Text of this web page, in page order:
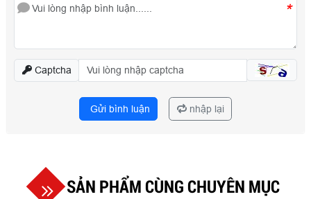
*
Captcha
Gửi bình luận nhập lại
SẢN PHẨM CÙNG CHUYÊN MỤC